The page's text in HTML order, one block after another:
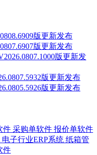
版更新发布
版更新发布
版更新发
版更新发布
版更新发布
件 采购单软件 报价单软件
电子行业ERP系统 纸箱管
件